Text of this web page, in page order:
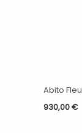
Abito
930,00€